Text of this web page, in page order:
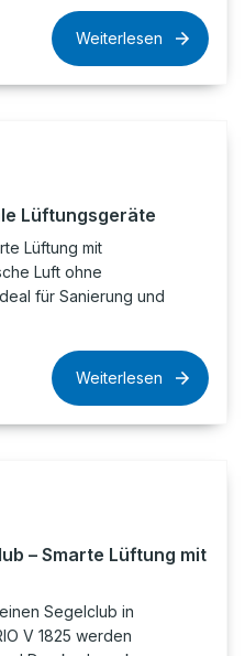
Weiterlesen
Lüftungsgeräte
Lüftung mit
Luft ohne
für Sanierung und
Weiterlesen
– Smarte Lüftung mit
Segelclub in
V 1825 werden